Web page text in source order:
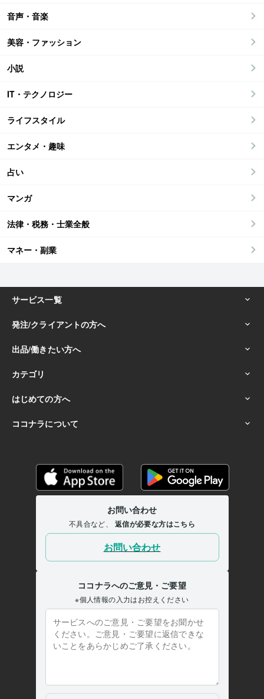
音声・音楽
美容・ファッション
小説
IT・テクノロジー
ライフスタイル
エンタメ・趣味
占い
マンガ
法律・税務・士業全般
マネー・副業